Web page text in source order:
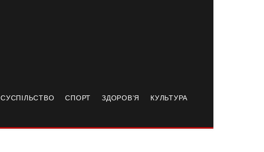
СУСПІЛЬСТВО СПОРТ ЗДОРОВ’Я КУЛЬТУРА